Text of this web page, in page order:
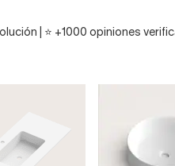
| ⭐ +1000 opiniones